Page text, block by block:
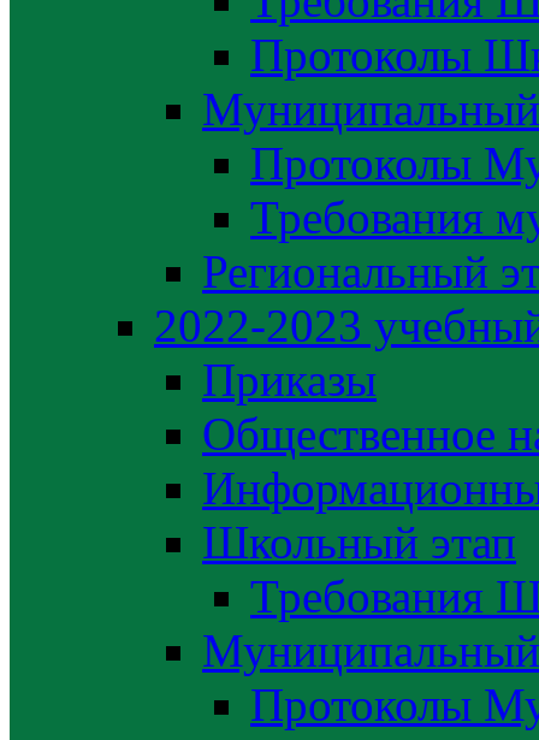
Протоколы
Муниципальный
Протоколы
Требования
Региональный
2022-2023
Приказы
Общественное
Школьный этап
Требования
Муниципальный
Протоколы